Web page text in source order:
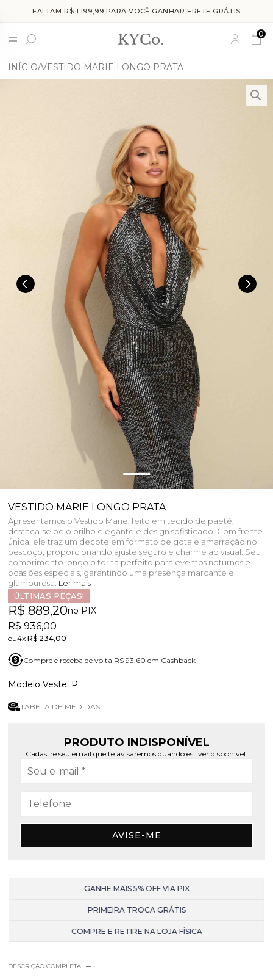
FALTAM R$ 1.199,99 PARA VOCÊ GANHAR FRETE GRÁTIS
0
INÍCIO VESTIDO MARIE LONGO PRATA
VESTIDO MARIE LONGO PRATA
Apresentamos o Vestido Marie, feito em tecido de paetê,
destaca-se pelo brilho elegante e design sofisticado. Com frente
única, ele traz um decote em formato de gota e amarração no
pescoço, proporcionando ajuste seguro e charme ao visual. Seu
comprimento longo o torna perfeito para eventos noturnos e
ocasiões especiais, garantindo uma presença marcante e
glamourosa. Ler mais
ÚLTIMAS PEÇAS!
R$ 889,20no PIX
R$ 936,00
4xR$ 234,00
Compre e receba de volta R$ 93,60 em Cashback
P
TABELA DE MEDIDAS
PRODUTO INDISPONÍVEL
Cadastre seu email que te avisaremos quando estiver disponível:
AVISE-ME
GANHE MAIS 5% OFF VIA PIX
PRIMEIRA TROCA GRÁTIS
COMPRE E RETIRE NA LOJA FÍSICA
DESCRIÇÃO COMPLETA